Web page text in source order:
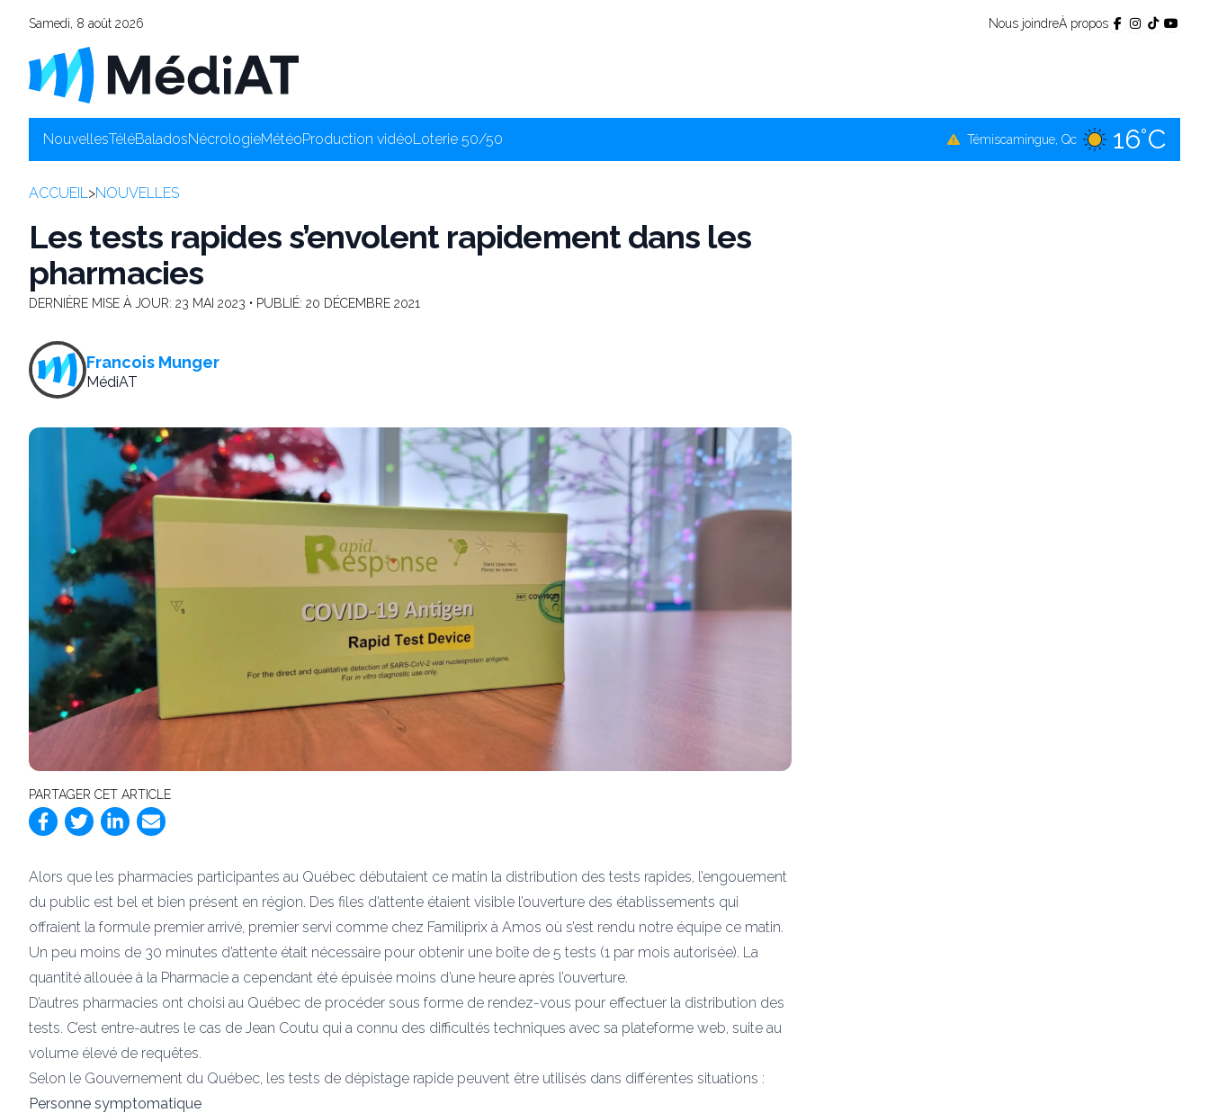
Samedi, 8 août 2026 Nous joindreÀ propos
NouvellesTéléBaladosNécrologieMétéoProduction vidéoLoterie 50/50 La Sarre, Qc 18°C
ACCUEIL>NOUVELLES
Les tests rapides s’envolent rapidement dans les
pharmacies
DERNIÈRE MISE À JOUR: 23 MAI 2023 • PUBLIÉ: 20 DÉCEMBRE 2021
Francois Munger
MédiAT
PARTAGER CET ARTICLE
Alors que les pharmacies participantes au Québec débutaient ce matin la distribution des tests rapides, l’engouement
du public est bel et bien présent en région. Des files d’attente étaient visible l’ouverture des établissements qui
offraient la formule premier arrivé, premier servi comme chez Familiprix à Amos où s’est rendu notre équipe ce matin.
Un peu moins de 30 minutes d’attente était nécessaire pour obtenir une boîte de 5 tests (1 par mois autorisée). La
quantité allouée à la Pharmacie a cependant été épuisée moins d’une heure après l’ouverture.
D’autres pharmacies ont choisi au Québec de procéder sous forme de rendez-vous pour effectuer la distribution des
tests. C’est entre-autres le cas de Jean Coutu qui a connu des difficultés techniques avec sa plateforme web, suite au
volume élevé de requêtes.
Selon le Gouvernement du Québec, les tests de dépistage rapide peuvent être utilisés dans différentes situations :
Personne symptomatique